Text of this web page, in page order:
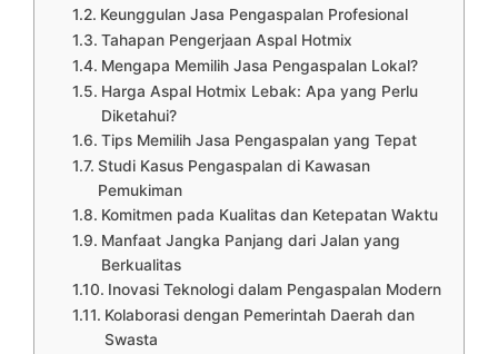
Keunggulan Jasa Pengaspalan Profesional
Tahapan Pengerjaan Aspal Hotmix
Mengapa Memilih Jasa Pengaspalan Lokal?
Harga Aspal Hotmix Lebak: Apa yang Perlu
Diketahui?
Tips Memilih Jasa Pengaspalan yang Tepat
Studi Kasus Pengaspalan di Kawasan
Pemukiman
Komitmen pada Kualitas dan Ketepatan Waktu
Manfaat Jangka Panjang dari Jalan yang
Berkualitas
Inovasi Teknologi dalam Pengaspalan Modern
Kolaborasi dengan Pemerintah Daerah dan
Swasta